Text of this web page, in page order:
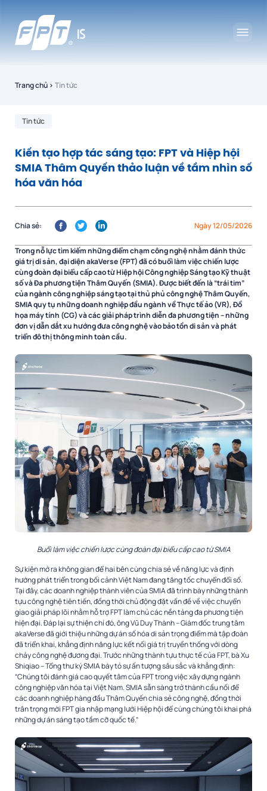
Trang chủ › Tin tức
Tin tức
Kiến tạo hợp tác sáng tạo: FPT và Hiệp hội
SMIA Thâm Quyến thảo luận về tầm nhìn số
hóa văn hóa
Ngày 12/05/2026
Chia sẻ:
Trong nỗ lực tìm kiếm những điểm chạm công nghệ nhằm đánh thức
giá trị di sản, đại diện akaVerse (FPT) đã có buổi làm việc chiến lược
cùng đoàn đại biểu cấp cao từ Hiệp hội Công nghiệp Sáng tạo Kỹ thuật
số và Đa phương tiện Thâm Quyến (SMIA). Được biết đến là “trái tim”
của ngành công nghiệp sáng tạo tại thủ phủ công nghệ Thâm Quyến,
SMIA quy tụ những doanh nghiệp đầu ngành về Thực tế ảo (VR), Đồ
họa máy tính (CG) và các giải pháp trình diễn đa phương tiện – những
đơn vị dẫn dắt xu hướng đưa công nghệ vào bảo tồn di sản và phát
triển đô thị thông minh toàn cầu.
Buổi làm việc chiến lược cùng đoàn đại biểu cấp cao từ SMIA
Sự kiện mở ra không gian để hai bên cùng chia sẻ về năng lực và định
hướng phát triển trong bối cảnh Việt Nam đang tăng tốc chuyển đổi số.
Tại đây, các doanh nghiệp thành viên của SMIA đã trình bày những thành
tựu công nghệ tiên tiến, đồng thời chủ động đặt vấn đề về việc chuyển
giao giải pháp lõi nhằm hỗ trợ FPT làm chủ các nền tảng đa phương tiện
hiện đại. Đáp lại sự thiện chí đó, ông Vũ Duy Thành – Giám đốc trung tâm
akaVerse đã giới thiệu những dự án số hóa di sản trọng điểm mà tập đoàn
đã triển khai, khẳng định năng lực kết nối giá trị truyền thống với dòng
chảy công nghệ đương đại. Trước những thành tựu thực tế của FPT, bà Xu
Shiqiao – Tổng thư ký SMIA bày tỏ sự ấn tượng sâu sắc và khẳng định:
“Chúng tôi đánh giá cao quyết tâm của FPT trong việc xây dựng ngành
công nghiệp văn hóa tại Việt Nam. SMIA sẵn sàng trở thành cầu nối để
các doanh nghiệp hàng đầu Thâm Quyến chia sẻ công nghệ, đồng thời
trân trọng mời FPT gia nhập mạng lưới Hiệp hội để cùng chúng tôi khai phá
những dự án sáng tạo tầm cỡ quốc tế.”